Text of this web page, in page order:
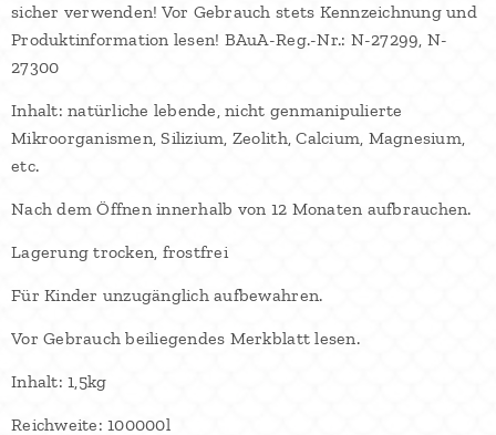
sicher verwenden! Vor Gebrauch stets Kennzeichnung und
Produktinformation lesen! BAuA-Reg.-Nr.: N-27299, N-
27300
Inhalt: natürliche lebende, nicht genmanipulierte
Mikroorganismen, Silizium, Zeolith, Calcium, Magnesium,
etc.
Nach dem Öffnen innerhalb von 12 Monaten aufbrauchen.
Lagerung trocken, frostfrei
Für Kinder unzugänglich aufbewahren.
Vor Gebrauch beiliegendes Merkblatt lesen.
Inhalt: 1,5kg
Reichweite: 100000l